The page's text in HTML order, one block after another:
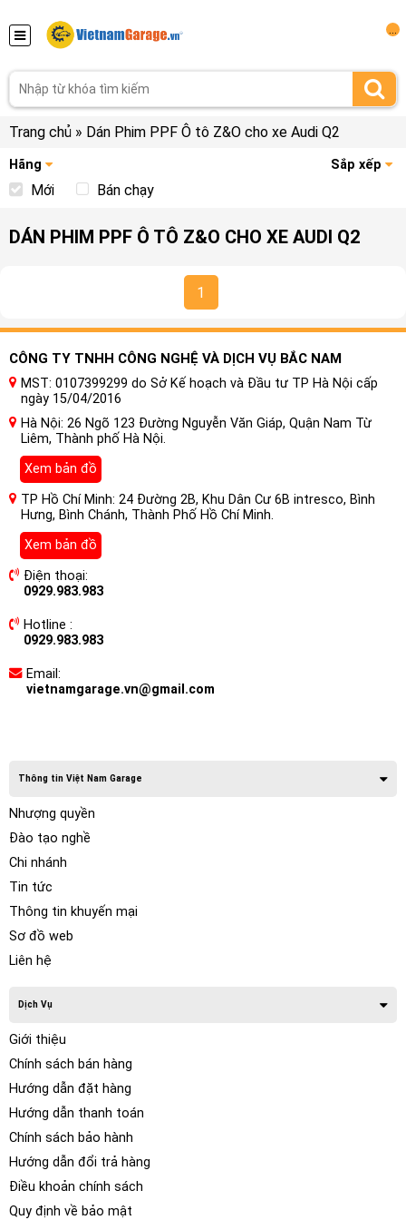
Trang chủ » Dán Phim PPF Ô tô Z&O cho xe Audi Q2
Hãng Sắp xếp
Mới Bán chạy
DÁN PHIM PPF Ô TÔ Z&O CHO XE AUDI Q2
1
CÔNG TY TNHH CÔNG NGHỆ VÀ DỊCH VỤ BẮC NAM
MST: 0107399299 do Sở Kế hoạch và Đầu tư TP Hà Nội cấp
ngày 15/04/2016
Hà Nội: 26 Ngõ 123 Đường Nguyễn Văn Giáp, Quận Nam Từ
Liêm, Thành phố Hà Nội.
Xem bản đồ
TP Hồ Chí Minh: 24 Đường 2B, Khu Dân Cư 6B intresco, Bình
Hưng, Bình Chánh, Thành Phố Hồ Chí Minh.
Xem bản đồ
Điện thoại:
0929.983.983
Hotline :
0929.983.983
Email:
vietnamgarage.vn@gmail.com
Thông tin Việt Nam Garage
Nhượng quyền
Đào tạo nghề
Chi nhánh
Tin tức
Thông tin khuyến mại
Sơ đồ web
Liên hệ
Dịch Vụ
Giới thiệu
Chính sách bán hàng
Hướng dẫn đặt hàng
Hướng dẫn thanh toán
Chính sách bảo hành
Hướng dẫn đổi trả hàng
Điều khoản chính sách
Quy định về bảo mật